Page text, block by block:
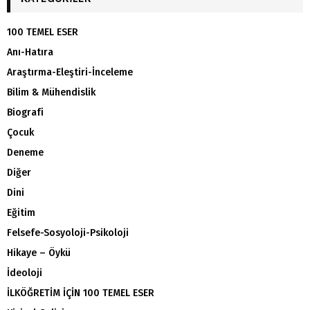
100 TEMEL ESER
Anı-Hatıra
Araştırma-Eleştiri-İnceleme
Bilim & Mühendislik
Biografi
Çocuk
Deneme
Diğer
Dini
Eğitim
Felsefe-Sosyoloji-Psikoloji
Hikaye – Öykü
İdeoloji
İLKÖĞRETİM İÇİN 100 TEMEL ESER